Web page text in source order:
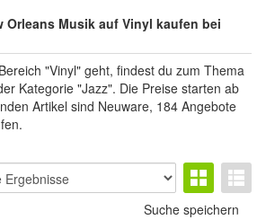
Orleans Musik auf Vinyl kaufen bei
"Vinyl" geht, findest du zum Thema
Kategorie "Jazz". Die Preise starten ab
Artikel sind Neuware, 184 Angebote
Suche speichern